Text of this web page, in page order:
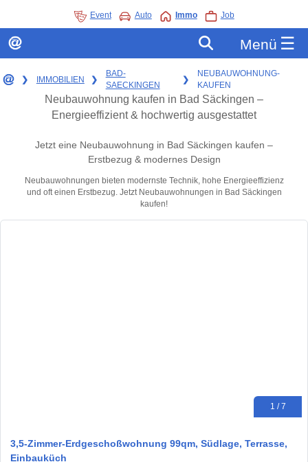
Event Auto Immo Job
Menü ☰
❯ IMMOBILIEN ❯
BAD-
SAECKINGEN
❯
NEUBAUWOHNUNG-
KAUFEN
Neubauwohnung kaufen in Bad Säckingen –
Energieeffizient & hochwertig ausgestattet
Jetzt eine Neubauwohnung in Bad Säckingen kaufen –
Erstbezug & modernes Design
Neubauwohnungen bieten modernste Technik, hohe Energieeffizienz
und oft einen Erstbezug. Jetzt Neubauwohnungen in Bad Säckingen
kaufen!
1 / 7
3,5-Zimmer-Erdgeschoßwohnung 99qm, Südlage, Terrasse,
Einbauküch